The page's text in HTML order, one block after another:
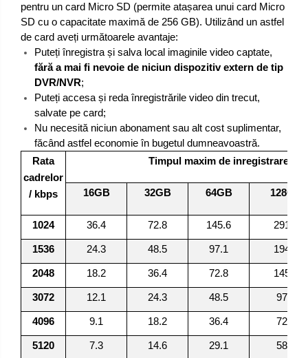
pentru un card Micro SD (permite atașarea unui card Micro
SD cu o capacitate maximă de 256 GB). Utilizând un astfel
de card aveți următoarele avantaje:
Puteți înregistra și salva local imaginile video captate,
fără a mai fi nevoie de niciun dispozitiv extern de tip
DVR/NVR;
Puteți accesa și reda înregistrările video din trecut,
salvate pe card;
Nu necesită niciun abonament sau alt cost suplimentar,
făcând astfel economie în bugetul dumneavoastră.
Rata
cadrelor
/ kbps
Timpul maxim de inregistrare
16GB 32GB 64GB 128GB
1024 36.4 72.8 145.6 291.3
1536 24.3 48.5 97.1 194.2
2048 18.2 36.4 72.8 145.6
3072 12.1 24.3 48.5 97.1
4096 9.1 18.2 36.4 72.8
5120 7.3 14.6 29.1 58.3